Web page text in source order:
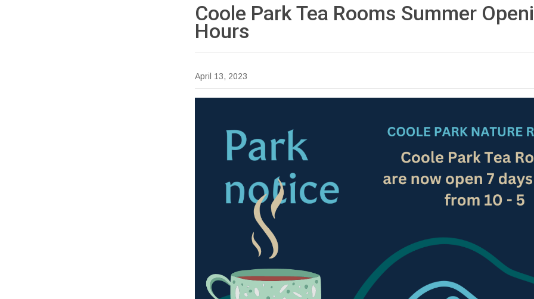
Coole Park Tea Rooms Summer
Hours
April 13, 2023